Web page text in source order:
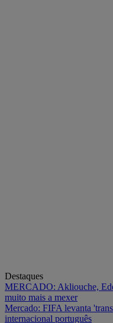
Destaques
MERCADO: Akliouche,
muito mais a mexer
Mercado: FIFA levanta
internacional português